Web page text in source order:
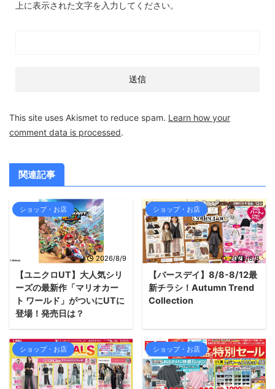
上に表示された文字を入力してください。
This site uses Akismet to reduce spam. Learn how your
comment data is processed.
関連記事
ショップ・お店
2026/8/9
【ユニクロUT】大人気シリ
ーズの最新作「マリオカー
ト ワールド」がついにUTに
登場！発売日は？
ショップ・お店
2026/8/8
【バースデイ】8/8-8/12最
新チラシ！Autumn Trend
Collection
ショップ・お店 ショップ・お店